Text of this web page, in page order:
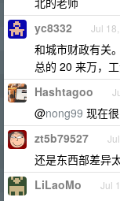
yc8332 Jul
和城市财政有关
总的 20 来万，
Hashtagoo
@nong99 现在
zt5b79527
还是东西部差异
LiLaoMo Jul